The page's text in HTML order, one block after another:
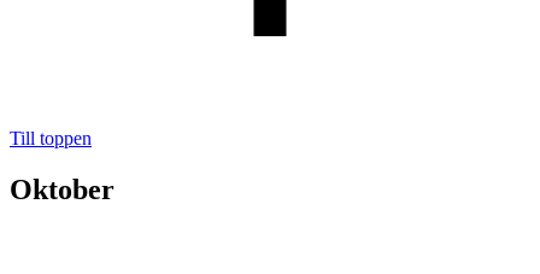
Till toppen
Oktober